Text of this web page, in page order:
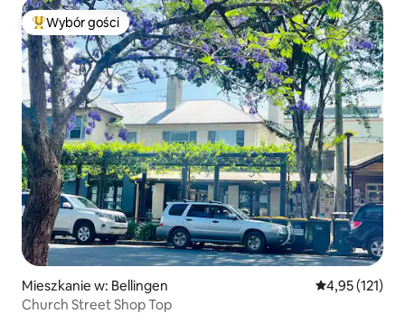
Najpopularniejsze z kategorii Wybór gości
Wybór gości
Mieszkanie w: Bellingen Średnia
4,95 (121)
Church Street Shop Top